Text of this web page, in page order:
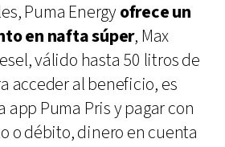
Puma Energyofrece un
en nafta súper, Max
válido hasta 50 litros de
acceder al beneficio, es
app Puma Pris y pagar con
o débito, dinero en cuenta